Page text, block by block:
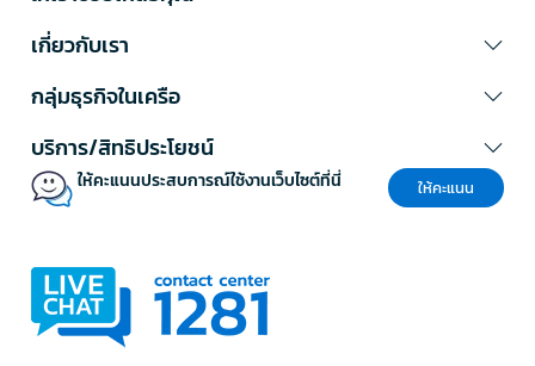
เกี่ยวกับเรา
กลุ่มธุรกิจในเครือ
บริการ/สิทธิประโยชน์
ให้คะแนนประสบการณ์ใช้งานเว็บไซต์ที่นี่ ให้คะแนน